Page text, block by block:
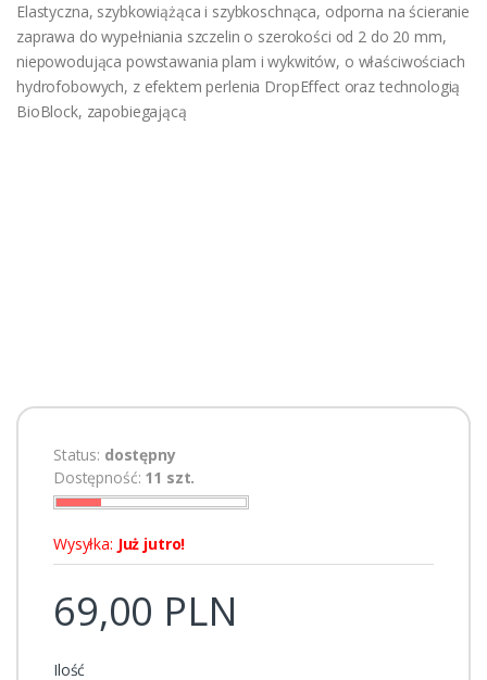
Elastyczna, szybkowiążąca i szybkoschnąca, odporna na ścieranie
zaprawa do wypełniania szczelin o szerokości od 2 do 20 mm,
niepowodująca powstawania plam i wykwitów, o właściwościach
hydrofobowych, z efektem perlenia DropEffect oraz technologią
BioBlock, zapobiegającą
Status: dostępny
Dostępność: 11 szt.
Wysyłka: Już jutro!
69,00 PLN
Ilość